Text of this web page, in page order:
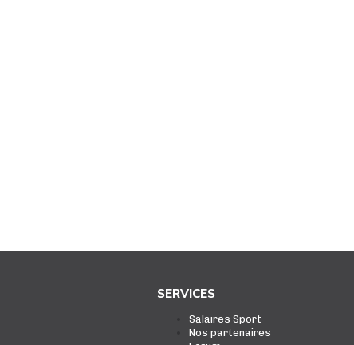
SERVICES
Salaires Sport
Nos partenaires